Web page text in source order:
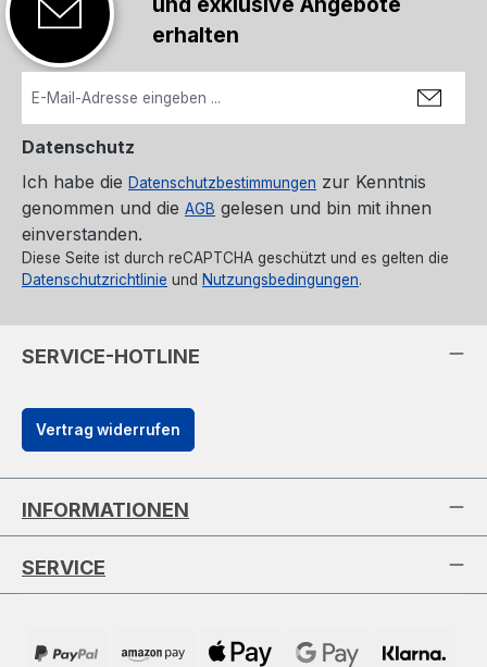
erhalten
Datenschutz
Ich habe die Datenschutzbestimmungen zur Kenntnis
genommen und die AGB gelesen und bin mit ihnen
einverstanden.
Diese Seite ist durch reCAPTCHA geschützt und es gelten die
Datenschutzrichtlinie und Nutzungsbedingungen.
SERVICE-HOTLINE
Vertrag widerrufen
INFORMATIONEN
SERVICE